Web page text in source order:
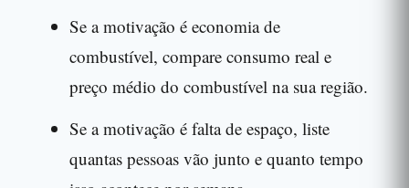
Se a motivação é economia de
combustível, compare consumo real e
preço médio do combustível na sua região.
Se a motivação é falta de espaço, liste
quantas pessoas vão junto e quanto tempo